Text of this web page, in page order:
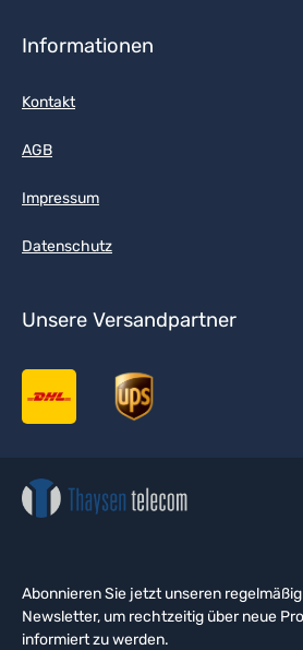
Informationen
Kontakt
AGB
Impressum
Datenschutz
Unsere Versandpartner
Abonnieren Sie jetzt unseren
Newsletter, um rechtzeitig über neue
informiert zu werden.